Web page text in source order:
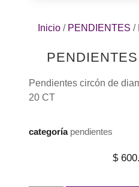
Inicio/ PENDIENTES /
Pendientes circón de
20 CT
categoría pendientes
$